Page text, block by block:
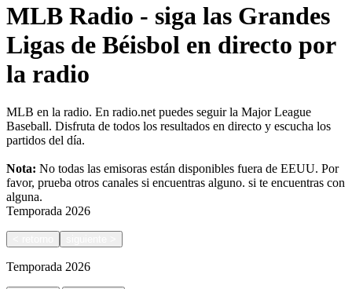
MLB Radio - siga las Grandes
Ligas de Béisbol en directo por
la radio
MLB en la radio. En radio.net puedes seguir la Major League
Baseball. Disfruta de todos los resultados en directo y escucha los
partidos del día.
Nota: No todas las emisoras están disponibles fuera de EEUU. Por
favor, prueba otros canales si encuentras alguno. si te encuentras con
alguna.
Temporada 2026
Temporada 2026